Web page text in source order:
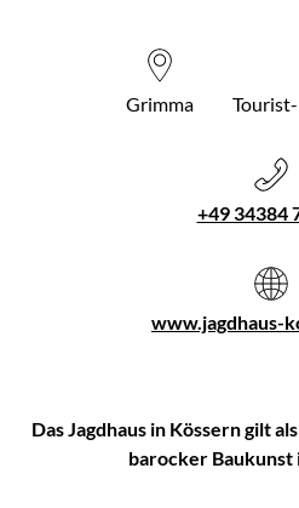
Grimma
+49 34384
www.jagdhaus-
Das Jagdhaus in Kössern gilt
barocker Baukunst